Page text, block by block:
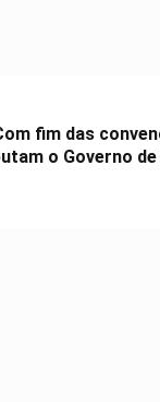
fim das
o Governo